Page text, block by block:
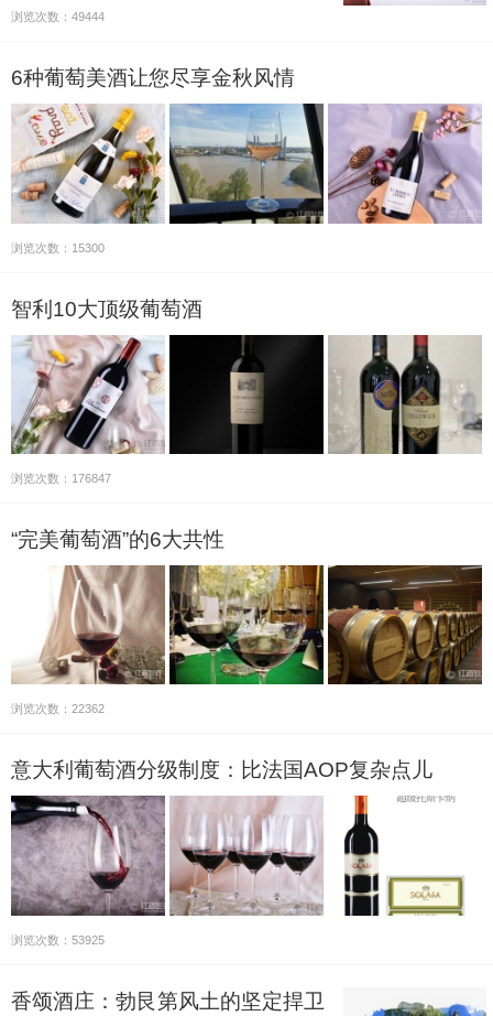
土壤和气候条件对葡萄种植的重要性。
浏览次数：49444
6种葡萄美酒让您尽享金秋风情
浏览次数：15300
智利10大顶级葡萄酒
浏览次数：176847
“完美葡萄酒”的6大共性
浏览次数：22362
意大利葡萄酒分级制度：比法国AOP复杂点儿
浏览次数：53925
香颂酒庄：勃艮第风土的坚定捍卫